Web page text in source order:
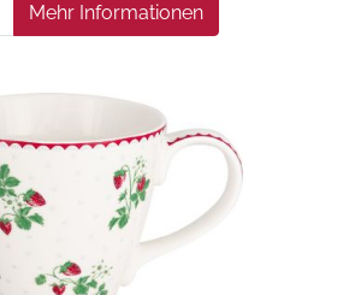
Mehr Informationen